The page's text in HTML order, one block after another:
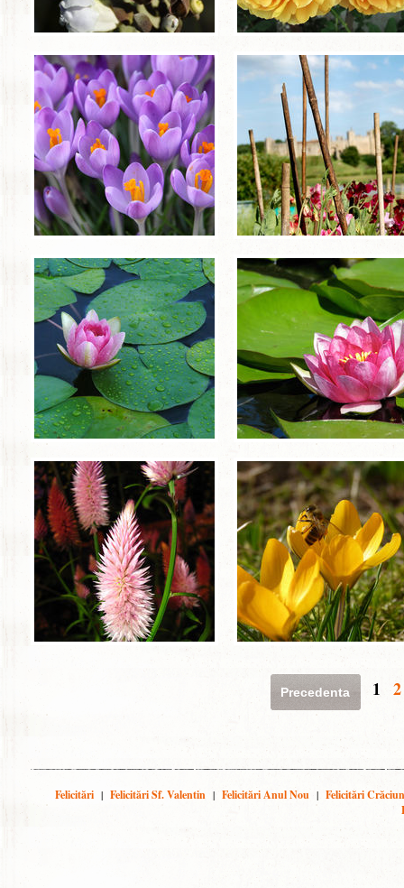
Precedenta 1 2
Felicitări | Felicitări Sf. Valentin | Felicitări Anul Nou | Felicitări